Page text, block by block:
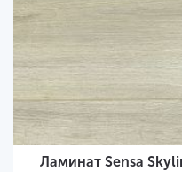
Ламинат Sensa